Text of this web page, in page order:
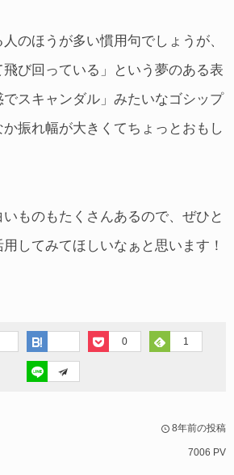
のほうが多い慣用句でしょうが、
飛び回っている」という夢のある表
スキャンダル」みたいなゴシップ
振れ幅が大きくてちょっとおもし
ものもたくさんあるので、ぜひと
してみてほしいなぁと思います！
0 1
8年前の投稿
7006 PV